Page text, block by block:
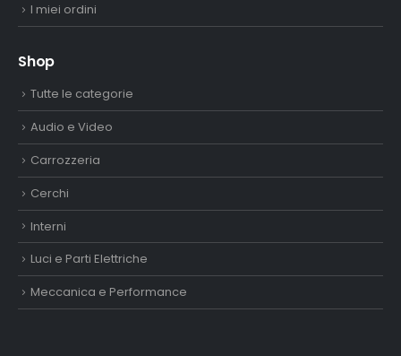
I miei ordini
Shop
Tutte le categorie
Audio e Video
Carrozzeria
Cerchi
Interni
Luci e Parti Elettriche
Meccanica e Performance